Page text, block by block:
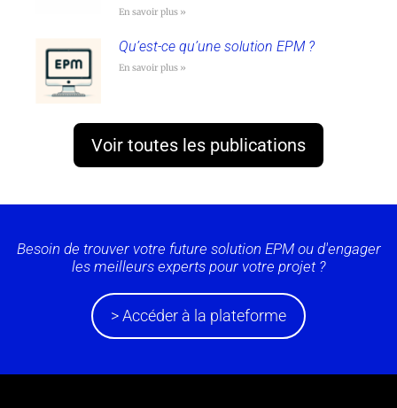
En savoir plus »
Qu’est-ce qu’une solution EPM ?
En savoir plus »
Voir toutes les publications
Besoin de trouver votre future solution EPM ou d'engager
les meilleurs experts pour votre projet ?
> Accéder à la plateforme